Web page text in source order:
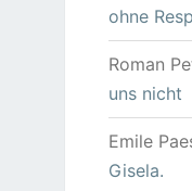
ohne
Roman
uns nicht
Emile
Gisela.